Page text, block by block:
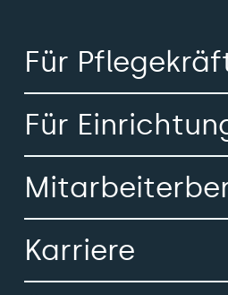
Für
Für
Karriere